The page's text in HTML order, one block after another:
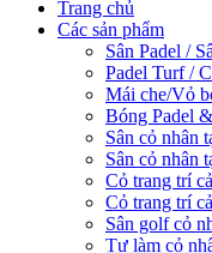
Trang chủ
Các sản phẩm
Sân Padel /
Padel Turf /
Mái che/Vỏ
Bóng Padel
Sân cỏ nhân
Sân cỏ nhân
Cỏ trang trí
Cỏ trang trí
Sân golf cỏ
Tự làm cỏ